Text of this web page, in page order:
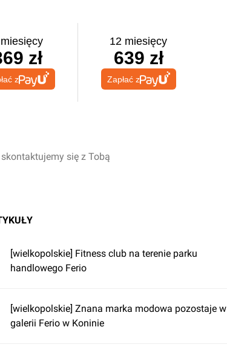
zł
z
12 miesięcy
639 zł
Zapłać z
się z Tobą
[wielkopolskie] Fitness club na terenie parku
handlowego Ferio
[wielkopolskie] Znana marka modowa pozostaje w
galerii Ferio w Koninie